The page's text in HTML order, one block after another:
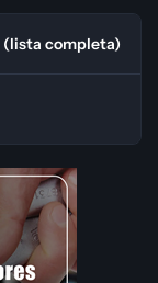
(lista completa)